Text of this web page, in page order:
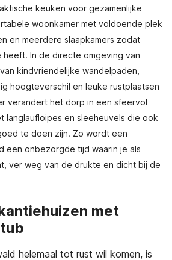
keuken voor gezamenlijke
woonkamer met voldoende plek
en meerdere slaapkamers zodat
In de directe omgeving van
kindvriendelijke wandelpaden,
hoogteverschil en leuke rustplaatsen
verandert het dorp in een sfeervol
langlaufloipes en sleeheuvels die ook
te doen zijn. Zo wordt een
een onbezorgde tijd waarin je als
ver weg van de drukte en dicht bij de
met
helemaal tot rust wil komen, is